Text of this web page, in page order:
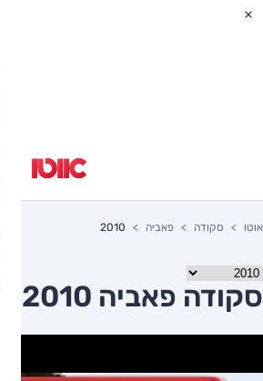
אוטו סקודה פאביה 2010
סקודה פאביה 2010 יד שניה